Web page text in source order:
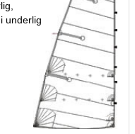
underlig